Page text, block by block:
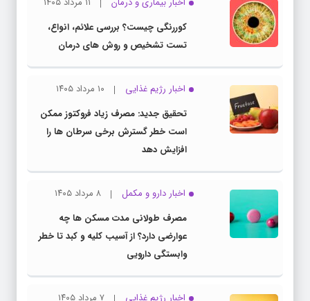
کوررنگی چیست؟ بررسی علائم، انواع،
تست تشخیص و روش های درمان
اخبار رژیم غذایی
۱۰ مرداد ۱۴۰۵
تحقیق جدید: مصرف زیاد فروکتوز ممکن
است خطر گسترش برخی سرطان ها را
افزایش دهد
اخبار دارو و مکمل
۸ مرداد ۱۴۰۵
مصرف طولانی مدت مسکن ها چه
عوارضی دارد؟ از آسیب کلیه و کبد تا خطر
وابستگی دارویی
اخبار رژیم غذایی
۷ مرداد ۱۴۰۵